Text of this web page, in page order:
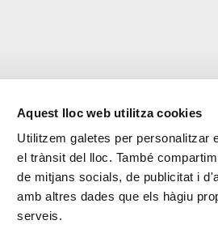
Aquest lloc web utilitza cookies
Utilitzem galetes per personalitzar
el trànsit del lloc. També
de mitjans socials, de publicitat i
amb altres dades que els hàgiu
serveis.